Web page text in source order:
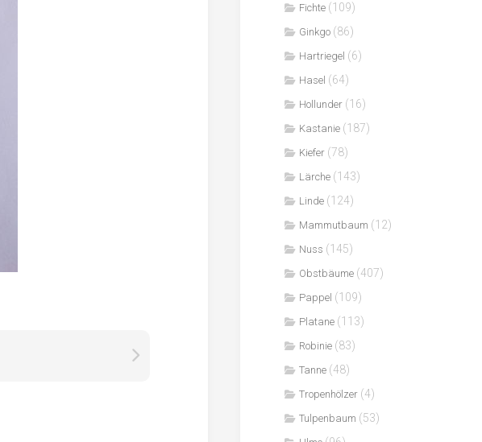
Fichte (109)
Ginkgo (86)
Hartriegel (6)
Hasel (64)
Hollunder (16)
Kastanie (187)
Kiefer (78)
Lärche (143)
Linde (124)
Mammutbaum (12)
Nuss (145)
Obstbäume (407)
Pappel (109)
Platane (113)
Robinie (83)
Tanne (48)
Tropenhölzer (4)
Tulpenbaum (53)